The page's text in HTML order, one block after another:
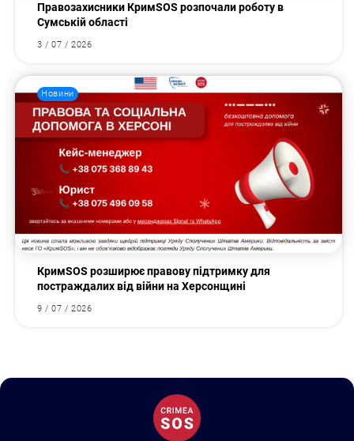
Правозахисники КримSOS розпочали роботу в
Сумській області
3 / 07 / 2026
Новини
КримSOS розширює правову підтримку для
постраждалих від війни на Херсонщині
9 / 07 / 2026